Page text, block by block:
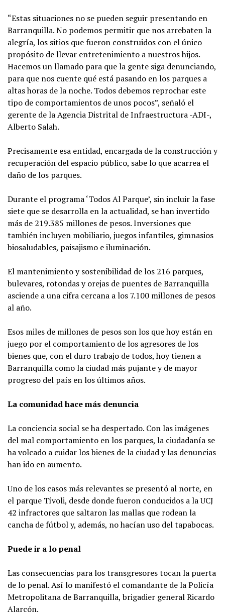
“Estas situaciones no se pueden seguir presentando en
Barranquilla. No podemos permitir que nos arrebaten la
alegría, los sitios que fueron construidos con el único
propósito de llevar entretenimiento a nuestros hijos.
Hacemos un llamado para que la gente siga denunciando,
para que nos cuente qué está pasando en los parques a
altas horas de la noche. Todos debemos reprochar este
tipo de comportamientos de unos pocos”, señaló el
gerente de la Agencia Distrital de Infraestructura -ADI-,
Alberto Salah.
Precisamente esa entidad, encargada de la construcción y
recuperación del espacio público, sabe lo que acarrea el
daño de los parques.
Durante el programa ‘Todos Al Parque’, sin incluir la fase
siete que se desarrolla en la actualidad, se han invertido
más de 219.385 millones de pesos. Inversiones que
también incluyen mobiliario, juegos infantiles, gimnasios
biosaludables, paisajismo e iluminación.
El mantenimiento y sostenibilidad de los 216 parques,
bulevares, rotondas y orejas de puentes de Barranquilla
asciende a una cifra cercana a los 7.100 millones de pesos
al año.
Esos miles de millones de pesos son los que hoy están en
juego por el comportamiento de los agresores de los
bienes que, con el duro trabajo de todos, hoy tienen a
Barranquilla como la ciudad más pujante y de mayor
progreso del país en los últimos años.
La comunidad hace más denuncia
La conciencia social se ha despertado. Con las imágenes
del mal comportamiento en los parques, la ciudadanía se
ha volcado a cuidar los bienes de la ciudad y las denuncias
han ido en aumento.
Uno de los casos más relevantes se presentó al norte, en
el parque Tívoli, desde donde fueron conducidos a la UCJ
42 infractores que saltaron las mallas que rodean la
cancha de fútbol y, además, no hacían uso del tapabocas.
Puede ir a lo penal
Las consecuencias para los transgresores tocan la puerta
de lo penal. Así lo manifestó el comandante de la Policía
Metropolitana de Barranquilla, brigadier general Ricardo
Alarcón.